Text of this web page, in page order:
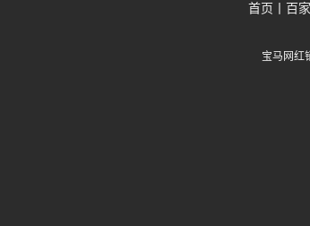
首页 百
宝马网红